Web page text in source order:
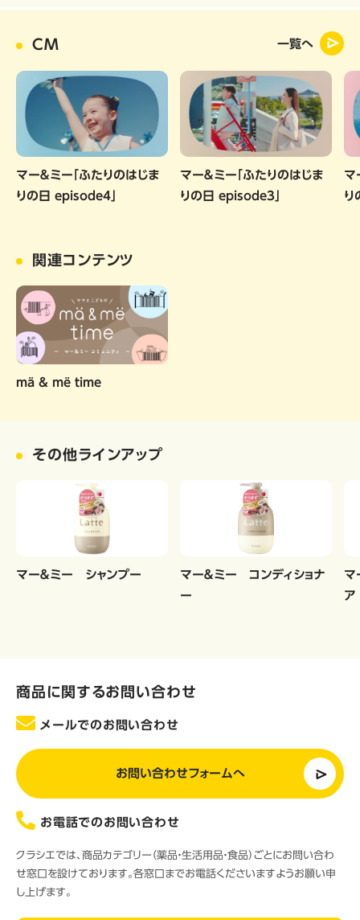
CM 一覧へ
マー＆ミー「ふたりのはじま
りの日 episode4」
マー＆ミー「ふたりのはじま
りの日 episode3」
マ
り
関連コンテンツ
mä & më time
その他ラインアップ
マー＆ミー シャンプー
マー＆ミー コンディショナ
ー
マ
ア
商品に関するお問い合わせ
メールでのお問い合わせ
お問い合わせフォームへ
お電話でのお問い合わせ
クラシエでは、商品カテゴリー（薬品・生活用品・食品）ごとにお問い合わ
せ窓口を設けております。各窓口までお電話くださいますようお願い申
し上げます。